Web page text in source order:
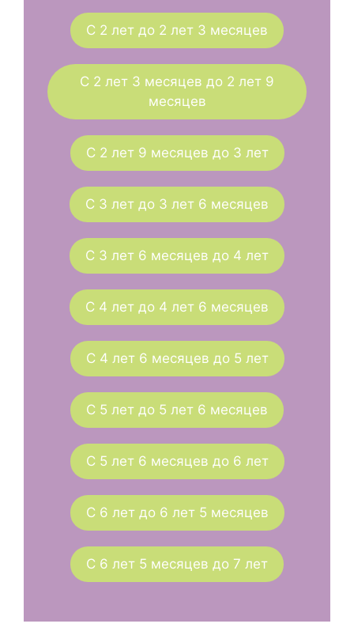
С 2 лет до 2 лет 3 месяцев
С 2 лет 3 месяцев до 2 лет 9
месяцев
С 2 лет 9 месяцев до 3 лет
С 3 лет до 3 лет 6 месяцев
С 3 лет 6 месяцев до 4 лет
С 4 лет до 4 лет 6 месяцев
С 4 лет 6 месяцев до 5 лет
С 5 лет до 5 лет 6 месяцев
С 5 лет 6 месяцев до 6 лет
С 6 лет до 6 лет 5 месяцев
С 6 лет 5 месяцев до 7 лет